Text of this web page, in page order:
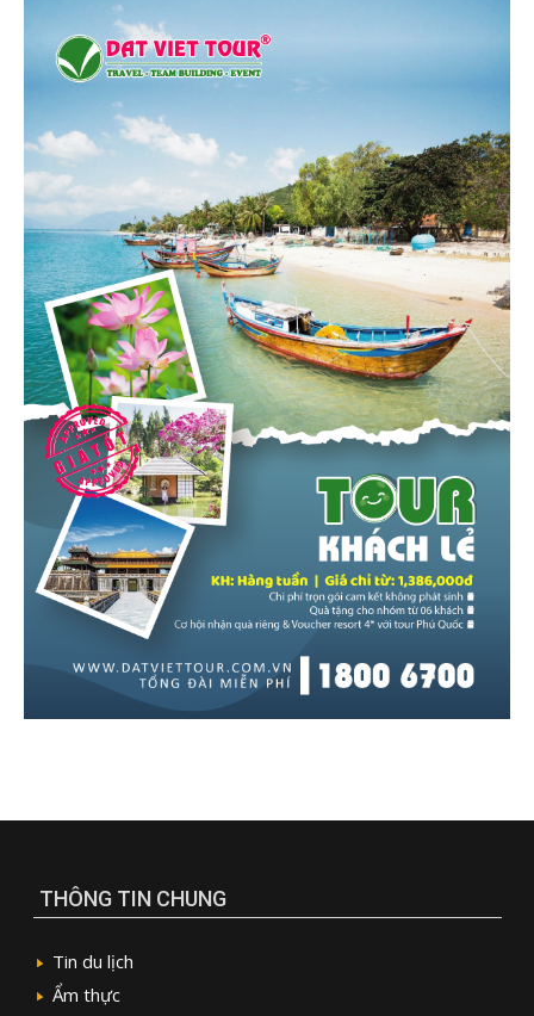
THÔNG TIN CHUNG
Tin du lịch
Ẩm thực